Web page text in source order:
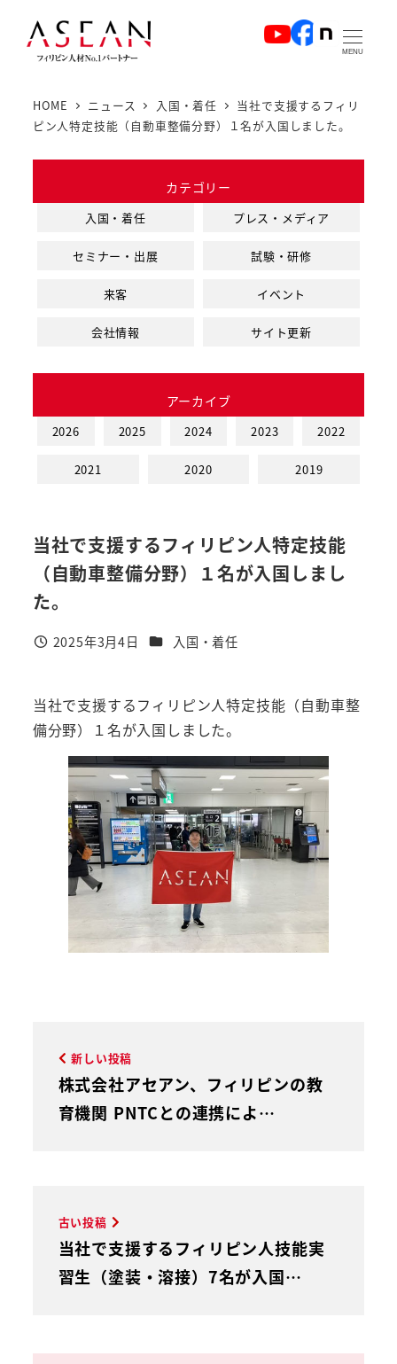
MENU
HOME ニュース 入国・着任
当社で支援するフィリ
ピン人特定技能（自動車整備分野）１名が入国しました。
カテゴリー
入国・着任 プレス・メディア
セミナー・出展 試験・研修
来客 イベント
会社情報 サイト更新
アーカイブ
2026 2025 2024 2023 2022
2021 2020 2019
当社で支援するフィリピン人特定技能
（自動車整備分野）１名が入国しまし
た。
投稿日
2025年3月4日 カテゴリー
入国・着任
当社で支援するフィリピン人特定技能（自動車整
備分野）１名が入国しました。
古い投稿
当社で支援するフィリピン人技能実
習生（塗装・溶接）7名が入国…
新しい投稿
株式会社アセアン、フィリピンの教
育機関 PNTCとの連携によ…